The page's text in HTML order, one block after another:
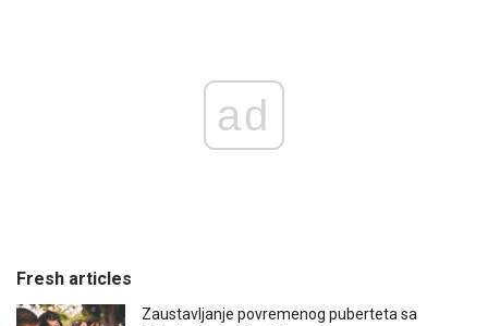
ad
Fresh articles
Zaustavljanje povremenog puberteta sa